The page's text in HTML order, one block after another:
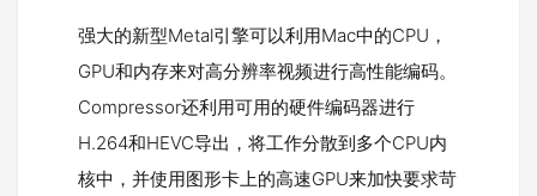
强大的新型Metal引擎可以利用Mac中的CPU，
GPU和内存来对高分辨率视频进行高性能编码。
Compressor还利用可用的硬件编码器进行
H.264和HEVC导出，将工作分散到多个CPU内
核中，并使用图形卡上的高速GPU来加快要求苛